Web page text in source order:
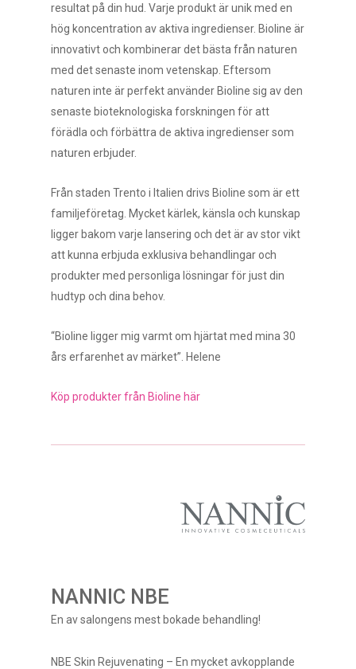
resultat på din hud. Varje produkt är unik med en
hög koncentration av aktiva ingredienser. Bioline är
innovativt och kombinerar det bästa från naturen
med det senaste inom vetenskap. Eftersom
naturen inte är perfekt använder Bioline sig av den
senaste bioteknologiska forskningen för att
förädla och förbättra de aktiva ingredienser som
naturen erbjuder.
Från staden Trento i Italien drivs Bioline som är ett
familjeföretag. Mycket kärlek, känsla och kunskap
ligger bakom varje lansering och det är av stor vikt
att kunna erbjuda exklusiva behandlingar och
produkter med personliga lösningar för just din
hudtyp och dina behov.
“Bioline ligger mig varmt om hjärtat med mina 30
års erfarenhet av märket”. Helene
Köp produkter från Bioline här
NANNIC NBE
En av salongens mest bokade behandling!
NBE Skin Rejuvenating – En mycket avkopplande